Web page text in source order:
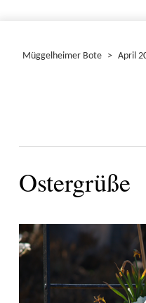
Müggelheimer Bote > April
Ostergrüße